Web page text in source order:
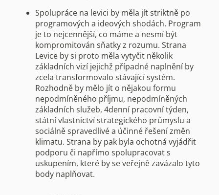
Spolupráce na levici by měla jít striktně po
programových a ideových shodách. Program
je to nejcennější, co máme a nesmí být
kompromitován sňatky z rozumu. Strana
Levice by si proto měla vytyčit několik
základních vizí jejichž případné naplnění by
zcela transformovalo stávající systém.
Rozhodně by mělo jít o nějakou formu
nepodmíněného příjmu, nepodmíněných
základních služeb, 4denní pracovní týden,
státní vlastnictví strategického průmyslu a
sociálně spravedlivé a účinné řešení změn
klimatu. Strana by pak byla ochotná vyjádřit
podporu či napřímo spolupracovat s
uskupením, které by se veřejně zavázalo tyto
body naplňovat.